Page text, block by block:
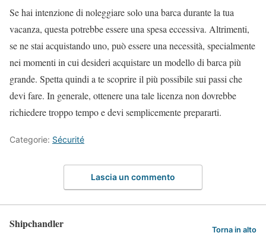
Se hai intenzione di noleggiare solo una barca durante la tua
vacanza, questa potrebbe essere una spesa eccessiva. Altrimenti,
se ne stai acquistando uno, può essere una necessità, specialmente
nei momenti in cui desideri acquistare un modello di barca più
grande. Spetta quindi a te scoprire il più possibile sui passi che
devi fare. In generale, ottenere una tale licenza non dovrebbe
richiedere troppo tempo e devi semplicemente prepararti.
Categorie: Sécurité
Lascia un commento
Shipchandler Torna in alto